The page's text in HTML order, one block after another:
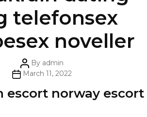
telefonsex
noveller
Post
author
By admin
PostMarch 11, 2022
escort norway escort